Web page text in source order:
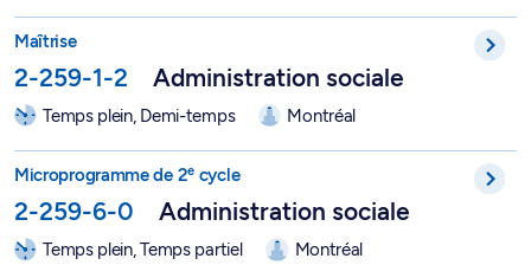
Maîtrise en administration des services de santé, option
Maîtrise
2-259-1-2 Administration sociale
Temps plein, Demi-temps Montréal
e cycle en administration sociale - 2-
Microprogramme de 2e cycle
2-259-6-0 Administration sociale
Temps plein, Temps partiel Montréal